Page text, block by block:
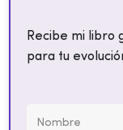
Recibe mi libro
para tu